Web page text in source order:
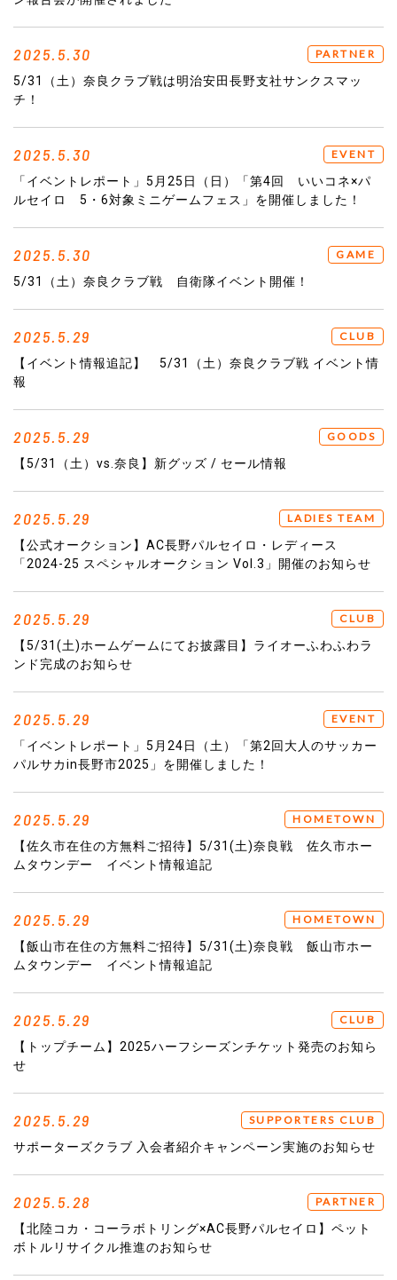
2025.5.30 PARTNER
5/31（土）奈良クラブ戦は明治安田長野支社サンクスマッ
チ！
2025.5.30 EVENT
「イベントレポート」5月25日（日）「第4回 いいコネ×パ
ルセイロ 5・6対象ミニゲームフェス」を開催しました！
2025.5.30 GAME
5/31（土）奈良クラブ戦 自衛隊イベント開催！
2025.5.29 CLUB
【イベント情報追記】 5/31（土）奈良クラブ戦 イベント情
報
2025.5.29 GOODS
【5/31（土）vs.奈良】新グッズ / セール情報
2025.5.29 LADIES TEAM
【公式オークション】AC長野パルセイロ・レディース
「2024-25 スペシャルオークション Vol.3」開催のお知らせ
2025.5.29 CLUB
【5/31(土)ホームゲームにてお披露目】ライオーふわふわラ
ンド完成のお知らせ
2025.5.29 EVENT
「イベントレポート」5月24日（土）「第2回大人のサッカー
パルサカin長野市2025」を開催しました！
2025.5.29 HOMETOWN
【佐久市在住の方無料ご招待】5/31(土)奈良戦 佐久市ホー
ムタウンデー イベント情報追記
2025.5.29 HOMETOWN
【飯山市在住の方無料ご招待】5/31(土)奈良戦 飯山市ホー
ムタウンデー イベント情報追記
2025.5.29 CLUB
【トップチーム】2025ハーフシーズンチケット発売のお知ら
せ
2025.5.29 SUPPORTERS CLUB
サポーターズクラブ 入会者紹介キャンペーン実施のお知らせ
2025.5.28 PARTNER
【北陸コカ・コーラボトリング×AC長野パルセイロ】ペット
ボトルリサイクル推進のお知らせ